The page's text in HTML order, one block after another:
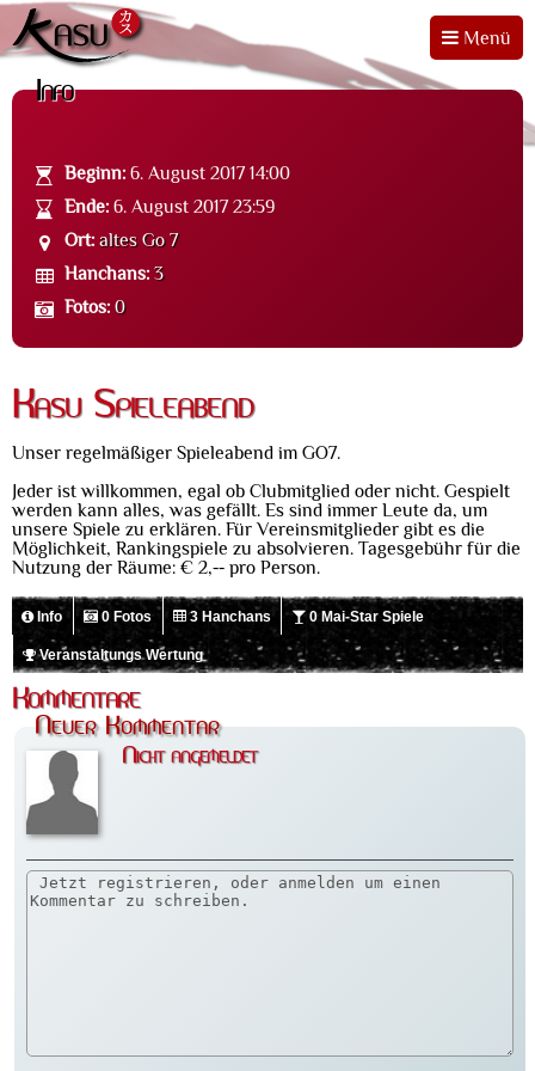
Menü
Info
Beginn: 6. August 2017 14:00
Ende: 6. August 2017 23:59
Ort: altes Go 7
Hanchans: 3
Fotos: 0
Kasu Spieleabend
Unser regelmäßiger Spieleabend im GO7.
Jeder ist willkommen, egal ob Clubmitglied oder nicht. Gespielt
werden kann alles, was gefällt. Es sind immer Leute da, um
unsere Spiele zu erklären. Für Vereinsmitglieder gibt es die
Möglichkeit, Rankingspiele zu absolvieren. Tagesgebühr für die
Nutzung der Räume: € 2,-- pro Person.
Info 0 Fotos 3 Hanchans 0 Mai-Star Spiele
Veranstaltungs Wertung
Kommentare
Neuer Kommentar
Nicht angemeldet